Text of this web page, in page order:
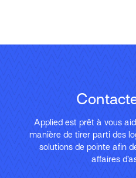
Applied est prêt à vous
manière de tirer parti des
solutions de pointe afin
affaires